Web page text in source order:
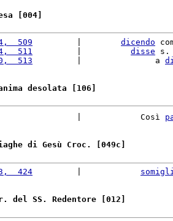
[004]
509
dicendo
511
disse s.
513
         |               a
desolata [106]
|            Così
di Gesù Croc. [049c]
424
del SS. Redentore [012]